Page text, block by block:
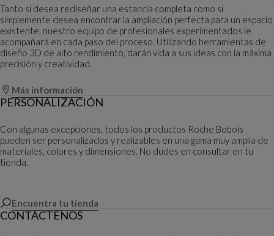
Tanto si desea rediseñar una estancia completa como si
simplemente desea encontrar la ampliación perfecta para un espacio
existente, nuestro equipo de profesionales experimentados le
acompañará en cada paso del proceso. Utilizando herramientas de
diseño 3D de alto rendimiento, darán vida a sus ideas con la máxima
precisión y creatividad.
Más información
PERSONALIZACIÓN
Con algunas excepciones, todos los productos Roche Bobois
pueden ser personalizados y realizables en una gama muy amplia de
materiales, colores y dimensiones. No dudes en consultar en tu
tienda.
Encuentra tu tienda
CONTÁCTENOS